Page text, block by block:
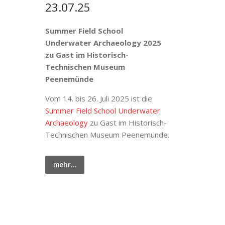
23.07.25
Summer Field School
Underwater Archaeology 2025
zu Gast im Historisch-
Technischen Museum
Peenemünde
Vom 14. bis 26. Juli 2025 ist die
Summer Field School Underwater
Archaeology zu Gast im Historisch-
Technischen Museum Peenemünde.
mehr…